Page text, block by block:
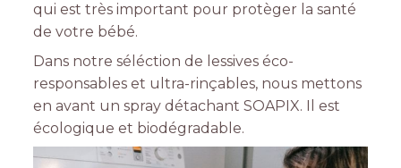
qui est très important pour protèger la santé
de votre bébé.
Dans notre séléction de lessives éco-
responsables et ultra-rinçables, nous mettons
en avant un spray détachant SOAPIX. Il est
écologique et biodégradable.